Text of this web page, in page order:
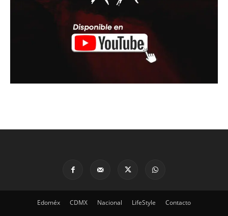
Edoméx CDMX Nacional LifeStyle Contacto